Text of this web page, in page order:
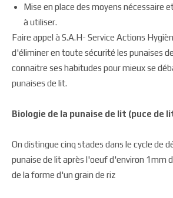
Mise en place des moyens nécessaire
à utiliser.
Faire appel à S.A.H- Service Actions
d'éliminer en toute sécurité les punaises
connaitre ses habitudes pour mieux se
punaises de lit.
Biologie de la punaise de lit (puce de
On distingue cinq stades dans le cycle de
punaise de lit après l'oeuf d'environ 1mm
de la forme d'un grain de riz